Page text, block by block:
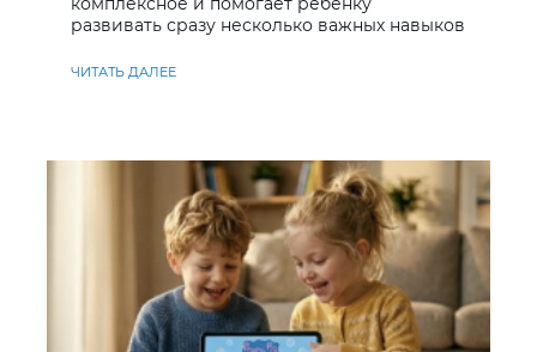
развивать сразу несколько важных навыков
ЧИТАТЬ ДАЛЕЕ